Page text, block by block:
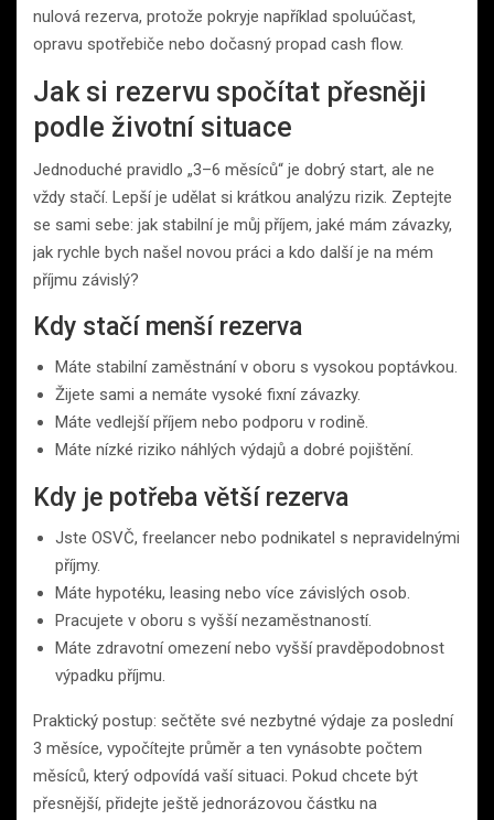
nulová rezerva, protože pokryje například spoluúčast,
opravu spotřebiče nebo dočasný propad cash flow.
Jak si rezervu spočítat přesněji
podle životní situace
Jednoduché pravidlo „3–6 měsíců“ je dobrý start, ale ne
vždy stačí. Lepší je udělat si krátkou analýzu rizik. Zeptejte
se sami sebe: jak stabilní je můj příjem, jaké mám závazky,
jak rychle bych našel novou práci a kdo další je na mém
příjmu závislý?
Kdy stačí menší rezerva
Máte stabilní zaměstnání v oboru s vysokou poptávkou.
Žijete sami a nemáte vysoké fixní závazky.
Máte vedlejší příjem nebo podporu v rodině.
Máte nízké riziko náhlých výdajů a dobré pojištění.
Kdy je potřeba větší rezerva
Jste OSVČ, freelancer nebo podnikatel s nepravidelnými
příjmy.
Máte hypotéku, leasing nebo více závislých osob.
Pracujete v oboru s vyšší nezaměstnaností.
Máte zdravotní omezení nebo vyšší pravděpodobnost
výpadku příjmu.
Praktický postup: sečtěte své nezbytné výdaje za poslední
3 měsíce, vypočítejte průměr a ten vynásobte počtem
měsíců, který odpovídá vaší situaci. Pokud chcete být
přesnější, přidejte ještě jednorázovou částku na